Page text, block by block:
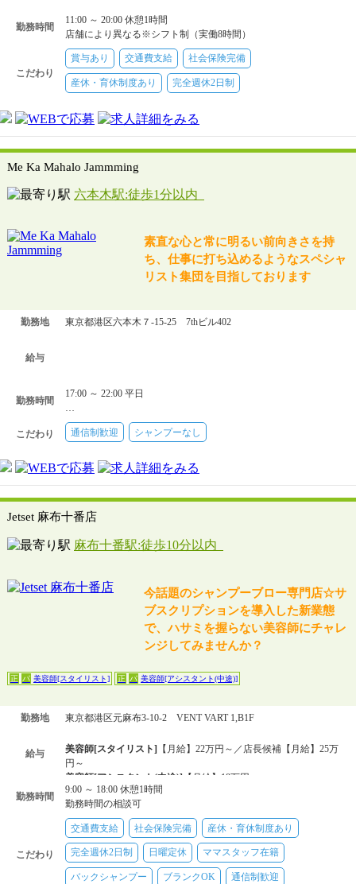
勤務時間
11:00 ～ 20:00 休憩1時間
店舗により異なる※シフト制（実働8時間）
こだわり
賞与あり 交通費支給 社会保険完備
産休・育休制度あり 完全週休2日制
Me Ka Mahalo Jammming
六本木駅:徒歩1分以内
素直な心と常に明るい前向きさを持
ち、仕事に打ち込めるようなスペシャ
リスト集団を目指しております
勤務地 東京都港区六本木７-15-25 7thビル402
給与
勤務時間
17:00 ～ 22:00 平日
…
こだわり 通信制歓迎 シャンプーなし
Jetset 麻布十番店
麻布十番駅:徒歩10分以内
今話題のシャンプーブロー専門店☆サ
ブスクリプションを導入した新業態
で、ハサミを握らない美容師にチャレ
ンジしてみませんか？
正 パ 美容師[スタイリスト] 正 パ 美容師[アシスタント(中途)]
勤務地 東京都港区元麻布3-10-2 VENT VART 1,B1F
給与 美容師[スタイリスト]
【月給】22万円～／店長候補【月給】25万
円～
美容師[アシスタント(中途)] 【月給】18万円～
美容師[スタイリスト]【時給】1200円～
美容師[アシスタント(中途)]
勤務時間
9:00 ～ 18:00 休憩1時間
勤務時間の相談可
こだわり
交通費支給 社会保険完備 産休・育休制度あり
完全週休2日制 日曜定休 ママスタッフ在籍
バックシャンプー ブランクOK 通信制歓迎